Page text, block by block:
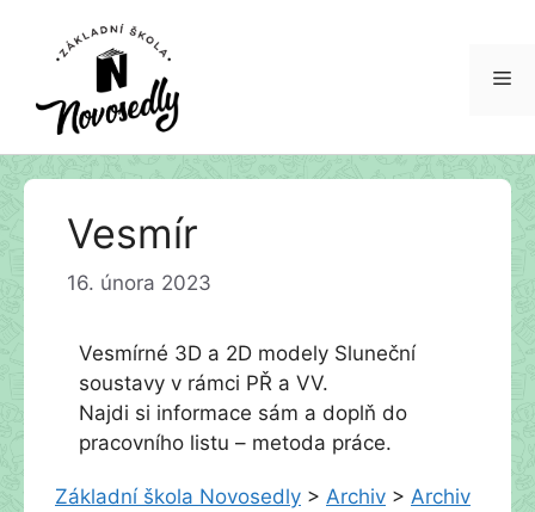
Přeskočit
Vesmír
16. února 2023
Vesmírné 3D a 2D modely Sluneční
soustavy v rámci PŘ a VV.
Najdi si informace sám a doplň do
pracovního listu – metoda práce.
Základní škola Novosedly > Archiv > Archiv